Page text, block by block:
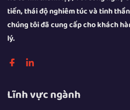
tiến, thái độ nghiêm túc và tinh
chúng tôi đã cung cấp cho khách
lý.
Lĩnh vực ngành